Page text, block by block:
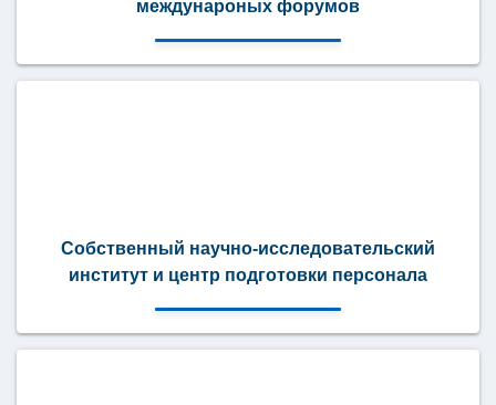
междунароных форумов
Собственный научно-исследовательский
институт и центр подготовки персонала